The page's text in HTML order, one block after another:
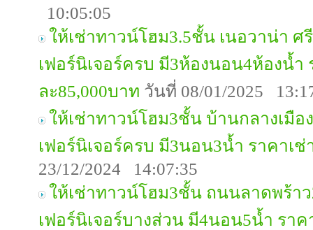
10:05:05
ให้เช่าทาวน์โฮม3.5ชั้น เนอวาน่า
เฟอร์นิเจอร์ครบ มี3ห้องนอน4ห้องน้ำ
ละ85,000บาท วันที่ 08/01/2025
ให้เช่าทาวน์โฮม3ชั้น บ้านกลางเมือ
เฟอร์นิเจอร์ครบ มี3นอน3น้ำ ราคาเช่
23/12/2024 14:07:35
ให้เช่าทาวน์โฮม3ชั้น ถนนลาดพร้าว
เฟอร์นิเจอร์บางส่วน มี4นอน5น้ำ ราค